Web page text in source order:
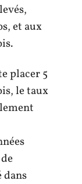
et aux
placer 5
le taux
dans